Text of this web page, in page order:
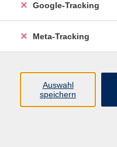
Über uns
Google-Tracking
Meta-Tracking
Auswahl
speichern